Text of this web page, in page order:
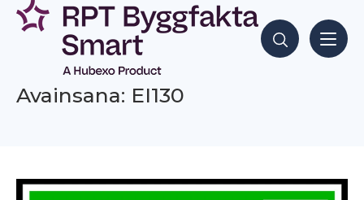
Siirry
sisältöön
Hae sisältöjä
Avainsana: EI130